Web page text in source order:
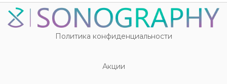
Политика конфиденциальности
Акции